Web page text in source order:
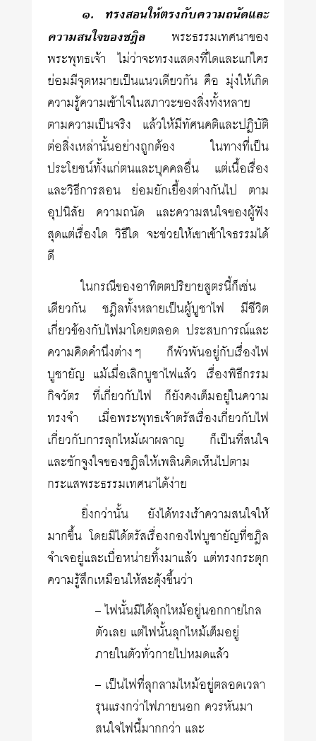
๑. ทรงสอนให้ตรงกับความถนัดและ
ความสนใจของชฎิลพระธรรมเทศนาของ
พระพุทธเจ้า ไม่ว่าจะทรงแสดงที่ใดและแก่ใคร
ย่อมมีจุดหมายเป็นแนวเดียวกัน คือ มุ่งให้เกิด
ความรู้ความเข้าใจในสภาวะของสิ่งทั้งหลาย
ตามความเป็นจริง แล้วให้มีทัศนคติและปฏิบัติ
ต่อสิ่งเหล่านั้นอย่างถูกต้อง ในทางที่เป็น
ประโยชน์ทั้งแก่ตนและบุคคลอื่น แต่เนื้อเรื่อง
และวิธีการสอน ย่อมยักเยื้องต่างกันไป ตาม
อุปนิสัย ความถนัด และความสนใจของผู้ฟัง
สุดแต่เรื่องใด วิธีใด จะช่วยให้เขาเข้าใจธรรมได้
ดี
ในกรณีของอาทิตตปริยายสูตรนี้ก็เช่น
เดียวกัน ชฎิลทั้งหลายเป็นผู้บูชาไฟ มีชีวิต
เกี่ยวข้องกับไฟมาโดยตลอด ประสบการณ์และ
ความคิดคำนึงต่างๆ ก็พัวพันอยู่กับเรื่องไฟ
บูชายัญ แม้เมื่อเลิกบูชาไฟแล้ว เรื่องพิธีกรรม
กิจวัตร ที่เกี่ยวกับไฟ ก็ยังคงเต็มอยู่ในความ
ทรงจำ เมื่อพระพุทธเจ้าตรัสเรื่องเกี่ยวกับไฟ
เกี่ยวกับการลุกไหม้เผาผลาญ ก็เป็นที่สนใจ
และชักจูงใจของชฎิลให้เพลินคิดเห็นไปตาม
กระแสพระธรรมเทศนาได้ง่าย
ยิ่งกว่านั้น ยังได้ทรงเร้าความสนใจให้
มากขึ้น โดยมิได้ตรัสเรื่องกองไฟบูชายัญที่ชฎิล
จำเจอยู่และเบื่อหน่ายทิ้งมาแล้ว แต่ทรงกระตุก
ความรู้สึกเหมือนให้สะดุ้งขึ้นว่า
– ไฟนั้นมิได้ลุกไหม้อยู่นอกกายไกล
ตัวเลย แต่ไฟนั้นลุกไหม้เต็มอยู่
ภายในตัวทั่วกายไปหมดแล้ว
– เป็นไฟที่ลุกลามไหม้อยู่ตลอดเวลา
รุนแรงกว่าไฟภายนอก ควรหันมา
สนใจไฟนี้มากกว่า และ